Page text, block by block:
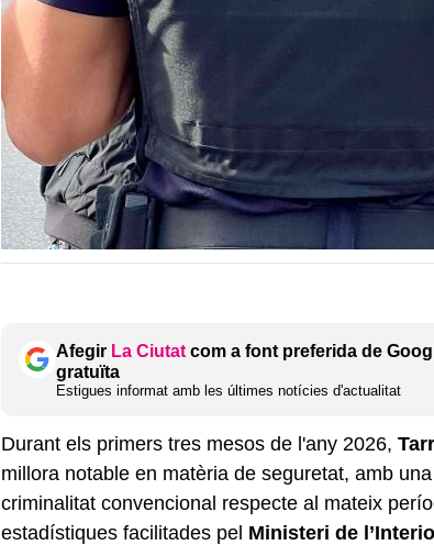
Afegir La Ciutat com a font preferida de
gratuïta
Estigues informat amb les últimes notícies d'actualitat
Durant els primers tres mesos de l'any 2026,
millora notable en matèria de seguretat, amb
criminalitat convencional respecte al mateix
estadístiques facilitades pel Ministeri de